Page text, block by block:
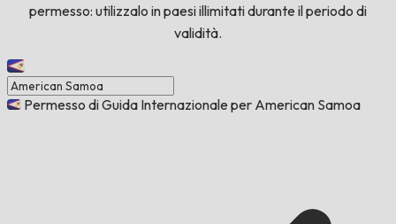
permesso: utilizzalo in paesi illimitati durante il periodo di
validità.
Permesso di Guida Internazionale per American Samoa